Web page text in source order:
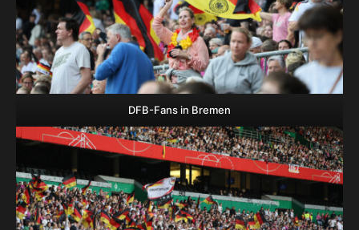
DFB-Fans in Bremen